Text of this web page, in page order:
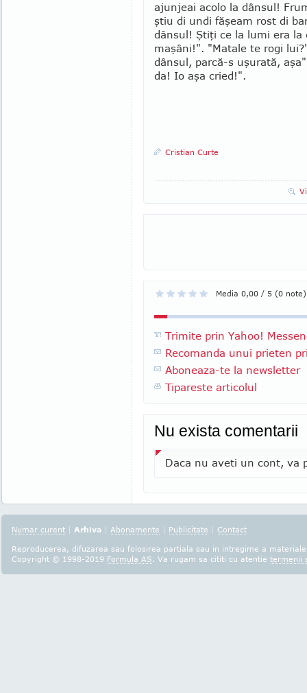
ajunjeai acolo la dânsul!
ştiu di undi făşeam rost di
dânsul! Ştiţi ce la lumi era
maşâni!". "Matale te rogi
dânsul, par­că-s uşurată,
da! Io aşa cried!".
Cristian Curte
Media 0,00 / 5 (0 note)
Trimite prin Yahoo!
Recomanda unui prieten
Aboneaza-te la newsletter
Tipareste articolul
Nu exista comentarii
Daca nu aveti un cont, va
Numar curent | Arhiva | Abonamente | Publicitate | Contact
Reproducerea, difuzarea sau folosirea partiala sau in intregime a
Copyright © 1998-2019 Formula AS. Va rugam sa cititi cu atentie termenii